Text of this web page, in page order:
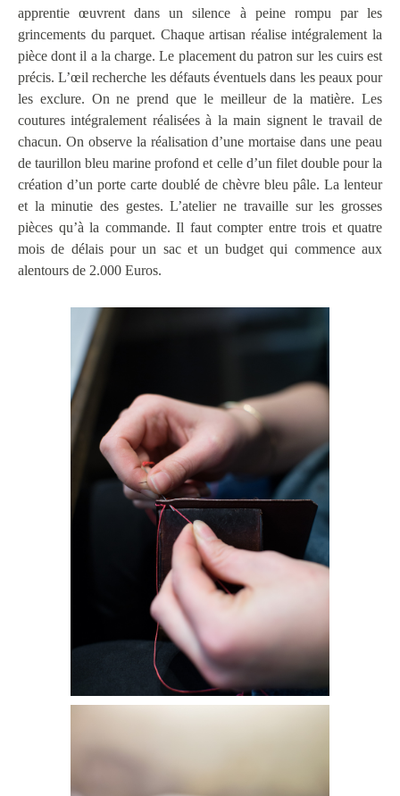
apprentie œuvrent dans un silence à peine rompu par les
grincements du parquet. Chaque artisan réalise intégralement la
pièce dont il a la charge. Le placement du patron sur les cuirs est
précis. L’œil recherche les défauts éventuels dans les peaux pour
les exclure. On ne prend que le meilleur de la matière. Les
coutures intégralement réalisées à la main signent le travail de
chacun. On observe la réalisation d’une mortaise dans une peau
de taurillon bleu marine profond et celle d’un filet double pour la
création d’un porte carte doublé de chèvre bleu pâle. La lenteur
et la minutie des gestes. L’atelier ne travaille sur les grosses
pièces qu’à la commande. Il faut compter entre trois et quatre
mois de délais pour un sac et un budget qui commence aux
alentours de 2.000 Euros.